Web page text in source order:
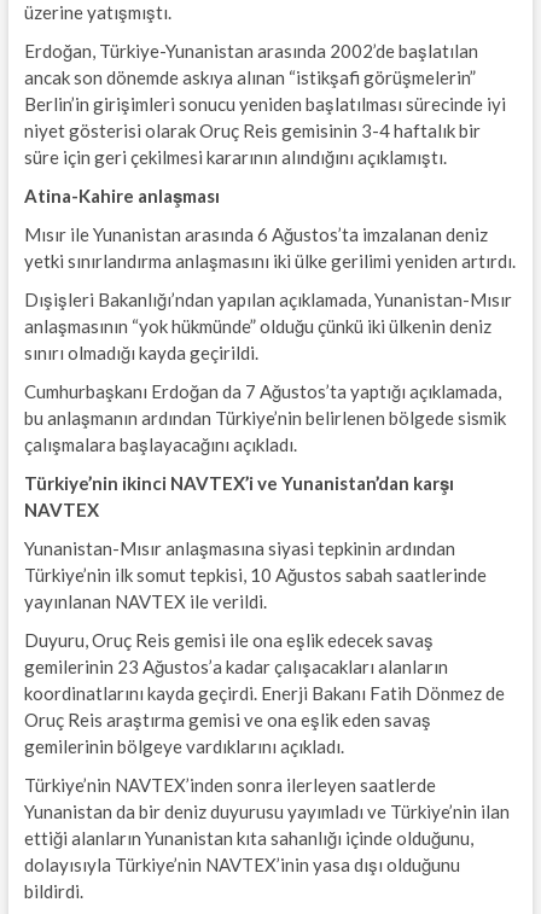
üzerine yatışmıştı.
Erdoğan, Türkiye-Yunanistan arasında 2002’de başlatılan
ancak son dönemde askıya alınan “istikşafi görüşmelerin”
Berlin’in girişimleri sonucu yeniden başlatılması sürecinde iyi
niyet gösterisi olarak Oruç Reis gemisinin 3-4 haftalık bir
süre için geri çekilmesi kararının alındığını açıklamıştı.
Atina-Kahire anlaşması
Mısır ile Yunanistan arasında 6 Ağustos’ta imzalanan deniz
yetki sınırlandırma anlaşmasını iki ülke gerilimi yeniden artırdı.
Dışişleri Bakanlığı’ndan yapılan açıklamada, Yunanistan-Mısır
anlaşmasının “yok hükmünde” olduğu çünkü iki ülkenin deniz
sınırı olmadığı kayda geçirildi.
Cumhurbaşkanı Erdoğan da 7 Ağustos’ta yaptığı açıklamada,
bu anlaşmanın ardından Türkiye’nin belirlenen bölgede sismik
çalışmalara başlayacağını açıkladı.
Türkiye’nin ikinci NAVTEX’i ve Yunanistan’dan karşı
NAVTEX
Yunanistan-Mısır anlaşmasına siyasi tepkinin ardından
Türkiye’nin ilk somut tepkisi, 10 Ağustos sabah saatlerinde
yayınlanan NAVTEX ile verildi.
Duyuru, Oruç Reis gemisi ile ona eşlik edecek savaş
gemilerinin 23 Ağustos’a kadar çalışacakları alanların
koordinatlarını kayda geçirdi. Enerji Bakanı Fatih Dönmez de
Oruç Reis araştırma gemisi ve ona eşlik eden savaş
gemilerinin bölgeye vardıklarını açıkladı.
Türkiye’nin NAVTEX’inden sonra ilerleyen saatlerde
Yunanistan da bir deniz duyurusu yayımladı ve Türkiye’nin ilan
ettiği alanların Yunanistan kıta sahanlığı içinde olduğunu,
dolayısıyla Türkiye’nin NAVTEX’inin yasa dışı olduğunu
bildirdi.